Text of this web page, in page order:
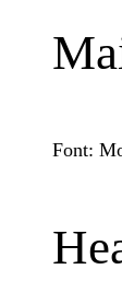
Font: